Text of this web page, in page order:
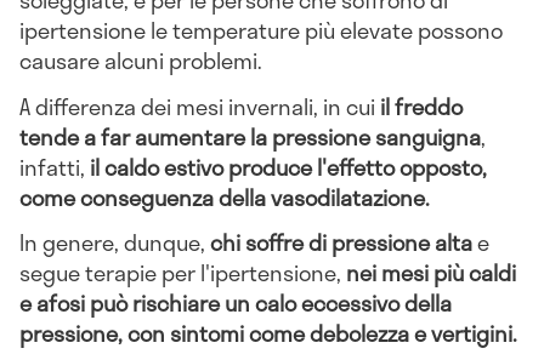
ipertensione le temperature più elevate possono
causare alcuni problemi.
A differenza dei mesi invernali, in cui il freddo
tende a far aumentare la pressione sanguigna,
infatti, il caldo estivo produce l'effetto opposto,
come conseguenza della vasodilatazione.
In genere, dunque,chi soffre di pressione altae
segue terapie per l'ipertensione, nei mesi più caldi
e afosi può rischiare un calo eccessivo della
pressione, con sintomi come debolezza e vertigini.